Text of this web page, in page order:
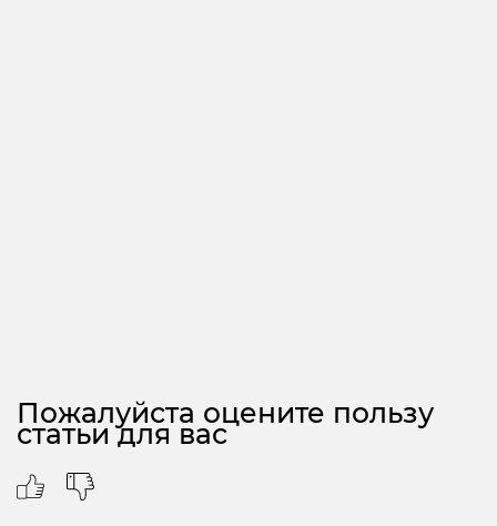
Пожалуйста оцените пользу
статьи для вас